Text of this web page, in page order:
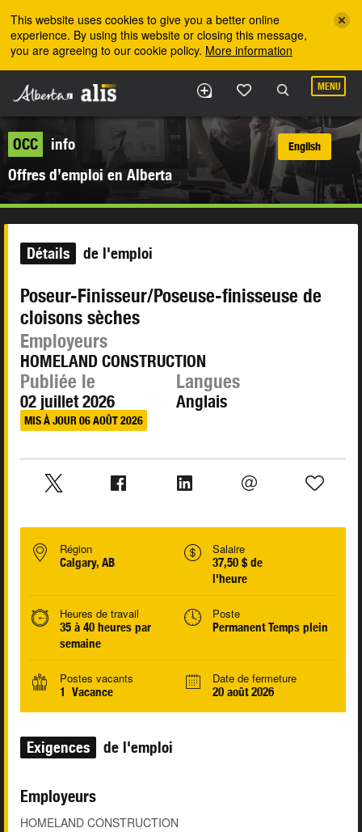
This website uses cookies to give you a better online
experience. By using this website or closing this message,
you are agreeing to our cookie policy. More information
MENU
OCC
info
Offres d’emploi en Alberta
English
Détails de l'emploi
Poseur-Finisseur/Poseuse-finisseuse de
cloisons sèches
Employeurs
HOMELAND CONSTRUCTION
Publiée le
02 juillet 2026
MIS À JOUR 06 AOÛT 2026
Langues
Anglais
Région
Calgary, AB
Salaire
37,50 $ de
l'heure
Heures de travail
35 à 40 heures par
semaine
Poste
Permanent Temps plein
Postes vacants
1 Vacance
Date de fermeture
20 août 2026
Exigences de l'emploi
Employeurs
HOMELAND CONSTRUCTION